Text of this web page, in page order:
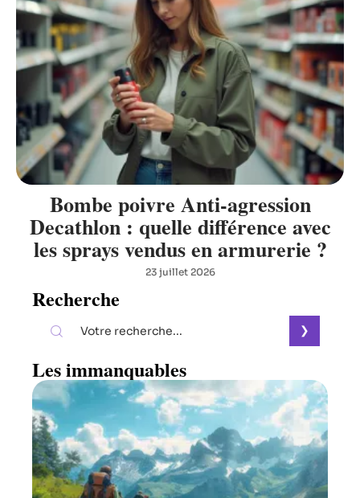
Bombe poivre Anti-agression
Decathlon : quelle différence avec
les sprays vendus en armurerie ?
23 juillet 2026
Recherche
Les immanquables